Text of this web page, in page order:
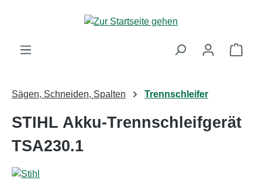
Zum Hauptinhalt springen
Sägen, Schneiden, Spalten Trennschleifer
STIHL Akku-Trennschleifgerät
TSA230.1